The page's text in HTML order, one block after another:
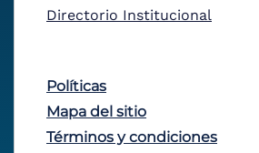
Directorio Institucional
Políticas
Mapa del sitio
Términos y condiciones